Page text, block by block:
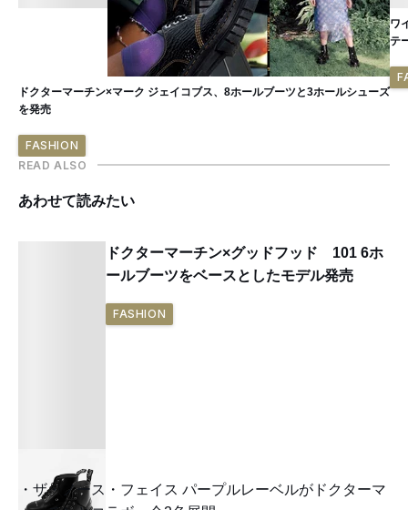
ドクターマーチン×マーク ジェイコブス、8ホールブーツと3ホールシューズ
を発売
FASHION
ワ
テ
READ ALSO
あわせて読みたい
ドクターマーチン×グッドフッド 101 6ホ
ールブーツをベースとしたモデル発売
FASHION
ザ・ノース・フェイス パープルレーベルがドクターマ